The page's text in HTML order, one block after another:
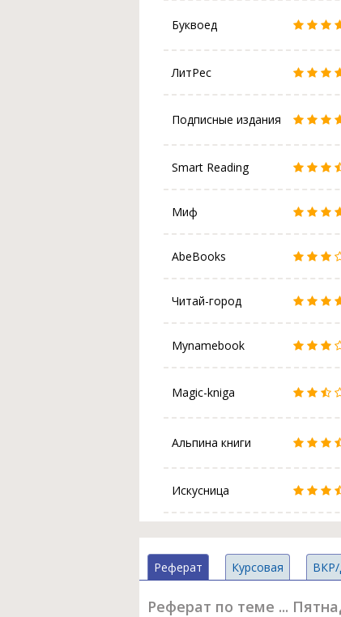
Буквоед
ЛитРес
Подписные издания
Smart Reading
Миф
AbeBooks
Читай-город
Mynamebook
Magic-kniga
Альпина книги
Искусница
Реферат Курсовая
Реферат по теме ...